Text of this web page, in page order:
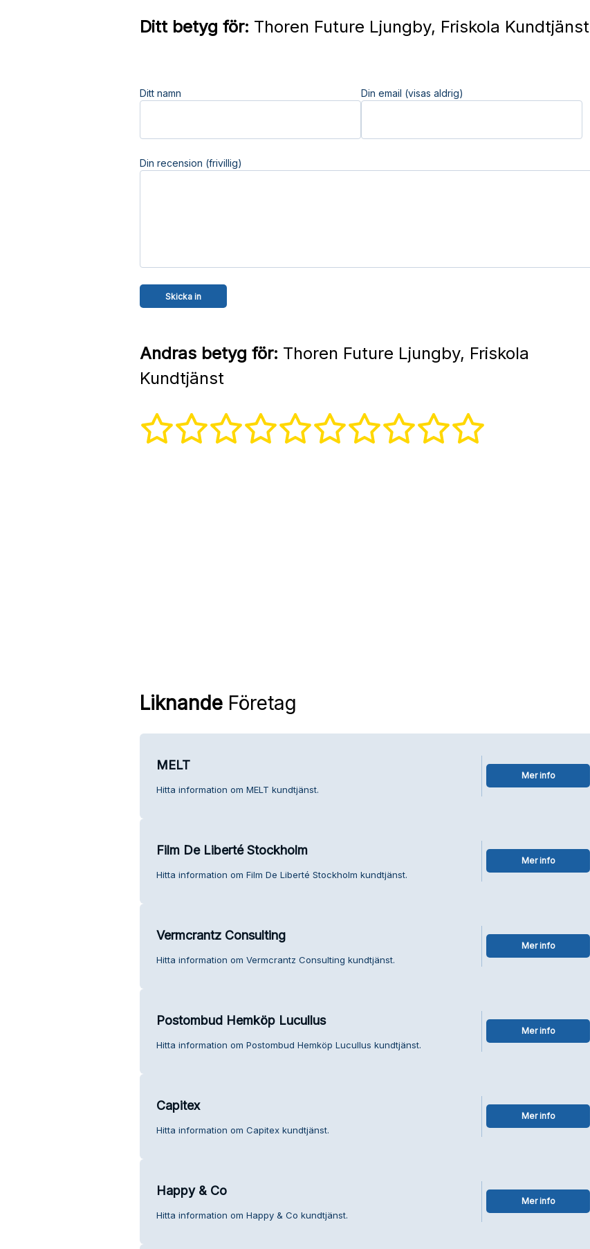
Ditt betyg för: Thoren Future Ljungby, Friskola Kundtjänst
Ditt namn Din email (visas aldrig)
Din recension (frivillig)
Andras betyg för: Thoren Future Ljungby, Friskola
Kundtjänst
LiknandeFöretag
MELT
Hitta information om MELT kundtjänst.
Mer info
Film De Liberté Stockholm
Hitta information om Film De Liberté Stockholm kundtjänst.
Mer info
Vermcrantz Consulting
Hitta information om Vermcrantz Consulting kundtjänst.
Mer info
Postombud Hemköp Lucullus
Hitta information om Postombud Hemköp Lucullus kundtjänst.
Mer info
Capitex
Hitta information om Capitex kundtjänst.
Mer info
Happy & Co
Hitta information om Happy & Co kundtjänst.
Mer info